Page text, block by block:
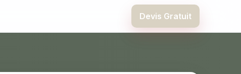
Devis Gratuit